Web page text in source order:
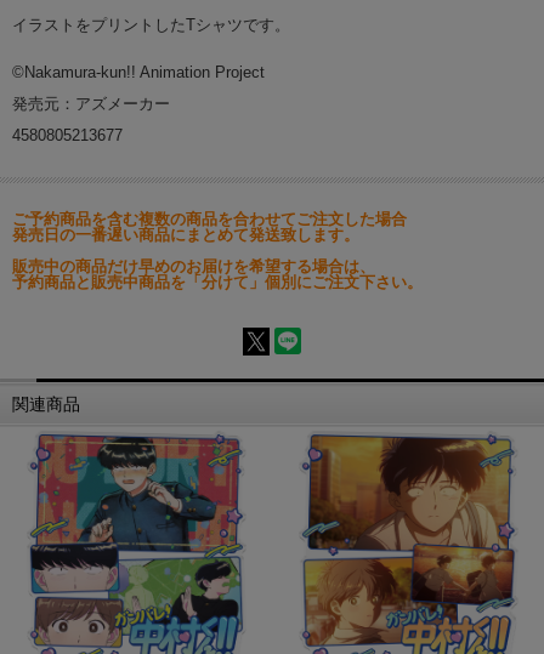
イラストをプリントしたTシャツです。
©Nakamura-kun!! Animation Project
発売元：アズメーカー
4580805213677
ご予約商品を含む複数の商品を合わせてご注文した場合
発売日の一番遅い商品にまとめて発送致します。
販売中の商品だけ早めのお届けを希望する場合は、
予約商品と販売中商品を「分けて」個別にご注文下さい。
関連商品